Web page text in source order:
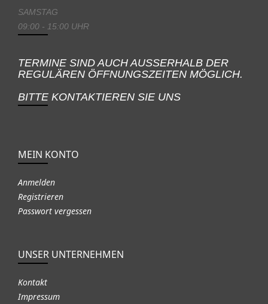
SAMSTAG
09:00 - 15:00 UHR
TERMINE SIND AUCH AUSSERHALB DER
REGULÄREN ÖFFNUNGSZEITEN MÖGLICH.
BITTE KONTAKTIEREN SIE UNS
MEIN KONTO
Anmelden
Registrieren
Passwort vergessen
UNSER UNTERNEHMEN
Kontakt
Impressum